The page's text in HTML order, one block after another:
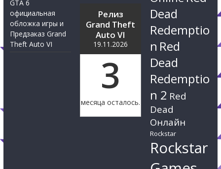
GTA 6
официальная
обложка игры и
Предзаказ Grand
Theft Auto VI
Релиз
Grand Theft
Auto VI
19.11.2026
3
месяца осталось.
Dead
Redemptio
n Red
Dead
Redemptio
n 2 Red
Dead
Онлайн
Rockstar
Rockstar